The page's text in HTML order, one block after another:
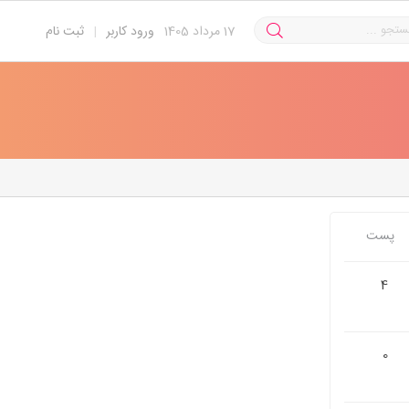
ثبت نام | ورود کاربر 17مرداد 1405
پست
4
0